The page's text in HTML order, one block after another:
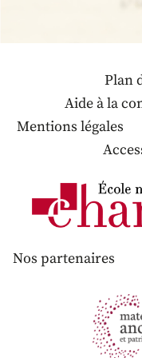
Plan
Aide à la
Mentions légales
Nos partenaires